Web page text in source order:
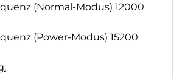
(Normal-Modus) 12000
(Power-Modus) 15200